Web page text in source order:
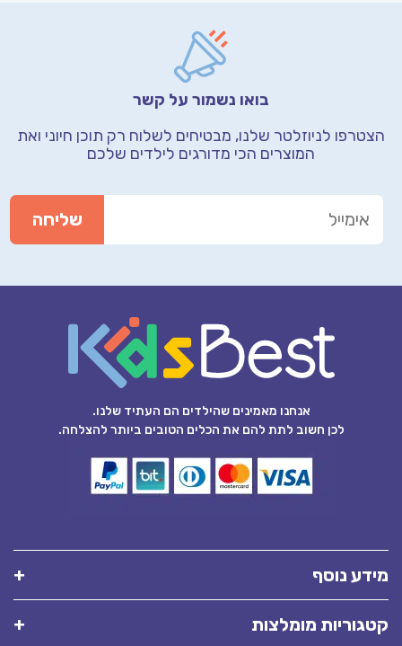
בואו נשמור על קשר
הצטרפו לניוזלטר שלנו, מבטיחים לשלוח רק תוכן חיוני ואת
המוצרים הכי מדורגים לילדים שלכם
אנחנו מאמינים שהילדים הם העתיד שלנו.
לכן חשוב לתת להם את הכלים הטובים ביותר להצלחה.
מידע נוסף
קטגוריות מומלצות